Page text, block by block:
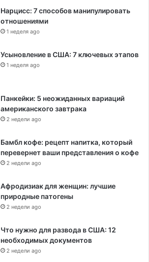
Нарцисс: 7 способов манипулировать
отношениями
1 неделя ago
Усыновление в США: 7 ключевых этапов
1 неделя ago
Панкейки: 5 неожиданных вариаций
американского завтрака
2 недели ago
Бамбл кофе: рецепт напитка, который
перевернет ваши представления о кофе
2 недели ago
Афродизиак для женщин: лучшие
природные патогены
2 недели ago
Что нужно для развода в США: 12
необходимых документов
2 недели ago